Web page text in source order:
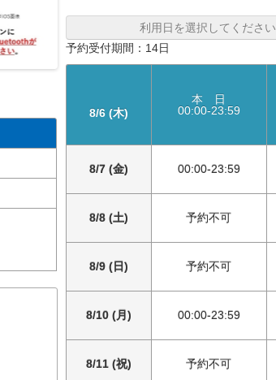
利用日を選択してください
予約受付期間：14日
8/6 (木)
本 日
00:00-23:59
8/7 (金) 00:00-23:59
8/8 (土) 予約不可
8/9 (日) 予約不可
8/10 (月) 00:00-23:59
8/11 (祝) 予約不可